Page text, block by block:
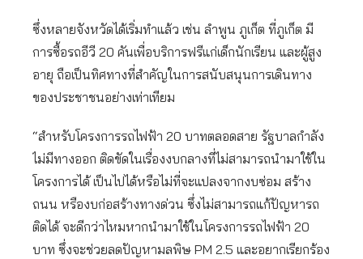
ซึ่งหลายจังหวัดได้เริ่มทำแล้ว เช่น ลำพูน ภูเก็ต ที่ภูเก็ต มี
การซื้อรถอีวี 20 คันเพื่อบริการฟรีแก่เด็กนักเรียน และผู้สูง
อายุ ถือเป็นทิศทางที่สำคัญในการสนับสนุนการเดินทาง
ของประชาชนอย่างเท่าเทียม
“สำหรับโครงการรถไฟฟ้า 20 บาทตลอดสาย รัฐบาลกำลัง
ไม่มีทางออก ติดขัดในเรื่องงบกลางที่ไม่สามารถนำมาใช้ใน
โครงการได้ เป็นไปได้หรือไม่ที่จะแปลงจากงบซ่อม สร้าง
ถนน หรืองบก่อสร้างทางด่วน ซึ่งไม่สามารถแก้ปัญหารถ
ติดได้ จะดีกว่าไหมหากนำมาใช้ในโครงการรถไฟฟ้า 20
บาท ซึ่งจะช่วยลดปัญหามลพิษ PM 2.5 และอยากเรียกร้อง